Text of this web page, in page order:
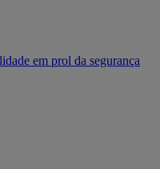
em prol da segurança